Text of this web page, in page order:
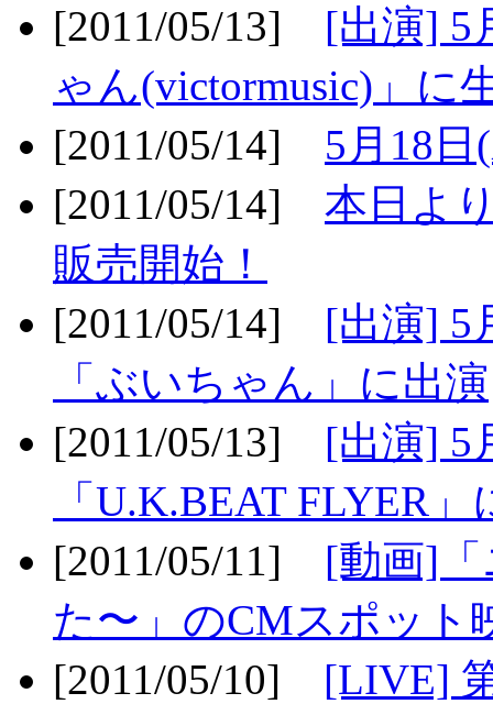
[2011/05/13] [出演] 5
ゃん(victormusic)」に
[2011/05/14] 5月18
[2011/05/14] 本日よ
販売開始！
[2011/05/14] [出演] 5
「ぶいちゃん」に出演
[2011/05/13] [出演] 5
「U.K.BEAT FLYER
[2011/05/11] [動画]
た〜」のCMスポット
[2011/05/10] [LIVE]